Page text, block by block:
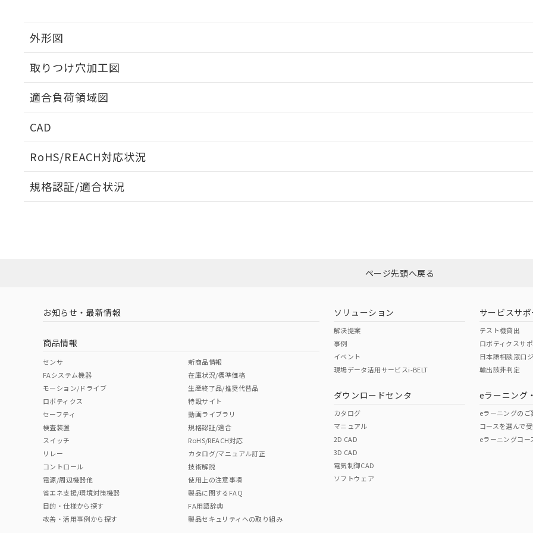
外形図
取りつけ穴加工図
適合負荷領域図
CAD
RoHS/REACH対応状況
EU RoHS 注意事項・凡例
ダウンロードはこちら
中国 RoHS 注意事項・凡例
中国 RoHS表
Pb Hg Cr(VI)
"対応済み"や非含有の記載がされた商品であっても、流通在庫等で未対応品が混在する可能性があります。
非含有品が必要な際は、弊社営業部門もしくは販売店へお問い合わせください。
規格認証/適合状況
（イギリス
（ノルウェー
（日本
（アメリカ
この製品の規格認証/適合
その他の認証はこちらのページからご
ページ先頭へ戻る
お知らせ・最新情報
商品情報
センサ
FAシステム機器
モーション/ドライブ
ロボティクス
セーフティ
検査装置
スイッチ
リレー
コントロール
電源/周辺機器他
省エネ支援/環境対策機器
目的・仕様から探す
改善・活用事例から探す
新商品情報
在庫状況/標準価格
生産終了品/推奨代替品
特設サイト
動画ライブラリ
規格認証/適合
RoHS/REACH対応
カタログ/マニュアル訂正
技術解説
使用上の注意事項
製品に関するFAQ
FA用語辞典
製品セキュリティへの取り組み
ソリューション
解決提案
事例
イベント
現場データ活用サービスi-BELT
ダウンロードセンタ
カタログ
マニュアル
2D CAD
3D CAD
電気制御CAD
ソフトウェア
サービスサポ
テスト機貸出
ロボティクスサ
日本語相談窓口
輸出該非判定
eラーニング
eラーニングのご
コースを選んで
eラーニングコー